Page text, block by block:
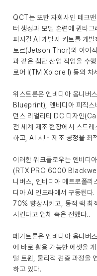
QCT는 또한 자회사인 테크
터 생성과 모델 훈련에 퀀타
피지컬 AI 개발자 키트를 개
토르(Jetson Thor)와 아이
과 같은 첨단 산업 작업을 수
로어 I(TM Xplore I) 등의 차
위스트론은 엔비디아 옴니
Blueprint), 엔비디아 피직
던스 리얼리티 DC 디자인
전 세계 제조 현장에서 스트
하고, AI 서버 제조 공정을 최
이러한 워크플로우는 엔비
(RTX PRO 6000
니버스, 엔비디아 메트로폴리
디아 AI 인프라에서 구동된다
70% 향상시키고, 동적 랙 최
시킨다고 업체 측은 전했다..
페가트론은 엔비디아 옴니버
에 바로 활용 가능한 에셋을
털 트윈, 물리적 검증 과정을
하고 있다.